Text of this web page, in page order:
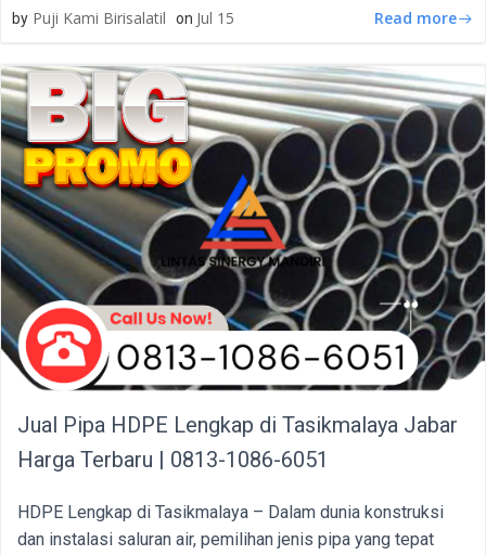
by Puji Kami Birisalatil on Jul 15 Read more
Jual Pipa HDPE Lengkap di Tasikmalaya Jabar
Harga Terbaru | 0813-1086-6051
HDPE Lengkap di Tasikmalaya – Dalam dunia konstruksi
dan instalasi saluran air, pemilihan jenis pipa yang tepat